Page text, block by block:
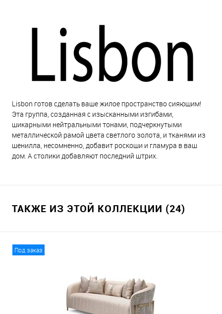
Lisbon готов сделать ваше жилое пространство сияющим!
Эта группа, созданная с изысканными изгибами,
шикарными нейтральными тонами, подчеркнутыми
металлической рамой цвета светлого золота, и тканями из
шенилла, несомненно, добавит роскоши и гламура в ваш
дом. А столики добавляют последний штрих.
ТАКЖЕ ИЗ ЭТОЙ КОЛЛЕКЦИИ (24)
Под заказ